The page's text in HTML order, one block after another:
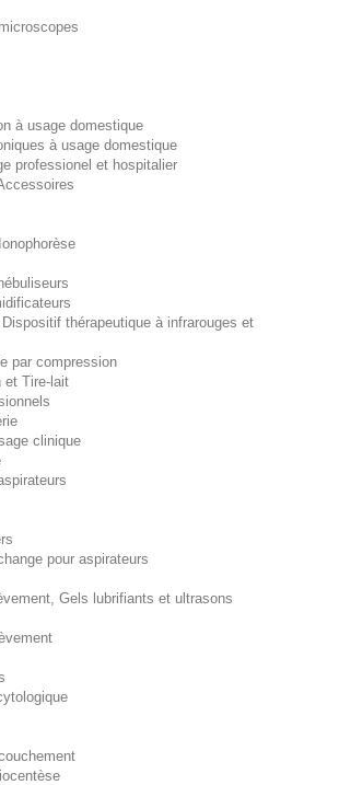
à usage domestique
à usage domestique
professionel et hospitalier
thérapeutique à infrarouges et
par compression
et Tire-lait
clinique
pour aspirateurs
Gels lubrifiants et ultrasons